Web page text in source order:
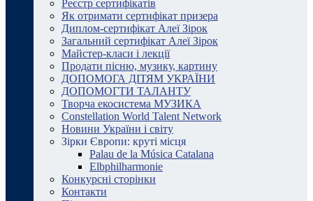
Реєстр сертифікатів
Як отримати сертифікат призера
Диплом-сертифікат Алеї Зірок
Загальний сертифікат Алеї Зірок
Майстер-класи і лекції
Продати пісню, музику, картину
ДОПОМОГА ДІТЯМ УКРАЇНИ
ДОПОМОГТИ ТАЛАНТУ
Творча екосистема МУЗИКА
Constellation World Talent Network
Новини України і світу
Зірки Європи: круті місця
Palau de la Música Catalana
Elbphilharmonie
Конкурсні сторінки
Контакти